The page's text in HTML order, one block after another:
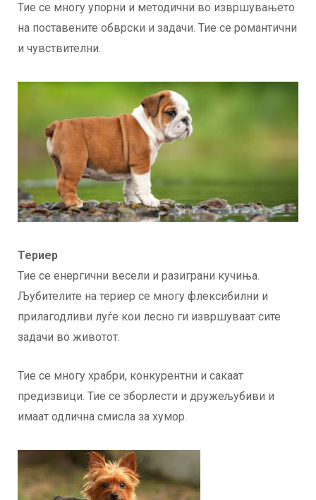
Тие се многу упорни и методични во извршувањето
на поставените обврски и задачи. Тие се романтични
и чувствителни.
Териер
Тие се енергични весели и разиграни кучиња.
Љубителите на териер се многу флексибилни и
прилагодливи луѓе кои лесно ги извршуваат сите
задачи во животот.
Тие се многу храбри, конкурентни и сакаат
предизвици. Тие се зборлести и дружељубиви и
имаат одлична смисла за хумор.